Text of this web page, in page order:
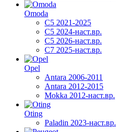
Omoda
C5 2021-2025
C5 2024-наст.вр.
C5 2026-наст.вр.
C7 2025-наст.вр.
Opel
Antara 2006-2011
Antara 2012-2015
Mokka 2012-наст.вр.
Oting
Paladin 2023-наст.вр.